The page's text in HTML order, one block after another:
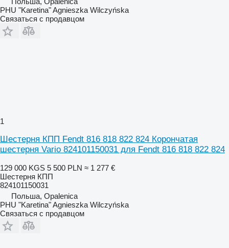
PHU "Karetina" Agnieszka Wilczyńska
Связаться с продавцом
1
Шестерня КПП Fendt 816 818 822 824 Корончатая
шестерня Vario 824101150031 для Fendt 816 818 822 824
129 000 KGS 5 500 PLN ≈ 1 277 €
Шестерня КПП
824101150031
Польша, Opalenica
PHU "Karetina" Agnieszka Wilczyńska
Связаться с продавцом